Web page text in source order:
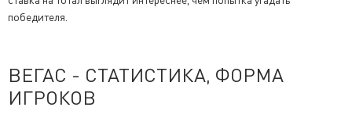
победителя.
ВЕГАС - СТАТИСТИКА, ФОРМА
ИГРОКОВ